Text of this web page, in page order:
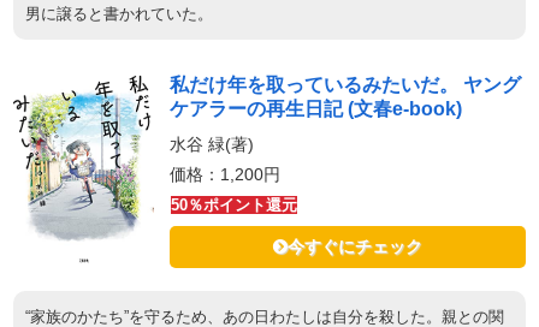
男に譲ると書かれていた。
私だけ年を取っているみたいだ。 ヤング
ケアラーの再生日記 (文春e-book)
水谷 緑(著)
価格：1,200円
50％ポイント還元
今すぐにチェック
“家族のかたち”を守るため、あの日わたしは自分を殺した。親との関